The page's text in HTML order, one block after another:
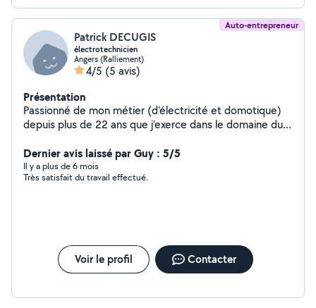
Auto-entrepreneur
Patrick DECUGIS
électrotechnicien
Angers (Ralliement)
4/5 (5 avis)
Présentation
Passionné de mon métier (d'électricité et domotique)
depuis plus de 22 ans que j'exerce dans le domaine du
l'exécution des missions et un éternel étudiant qui se
perfectionne à chaque opportunité sur la nouvelle
technique et technologie
Dernier avis laissé par Guy : 5/5
Il y a plus de 6 mois
Très satisfait du travail effectué.
Voir le profil Contacter